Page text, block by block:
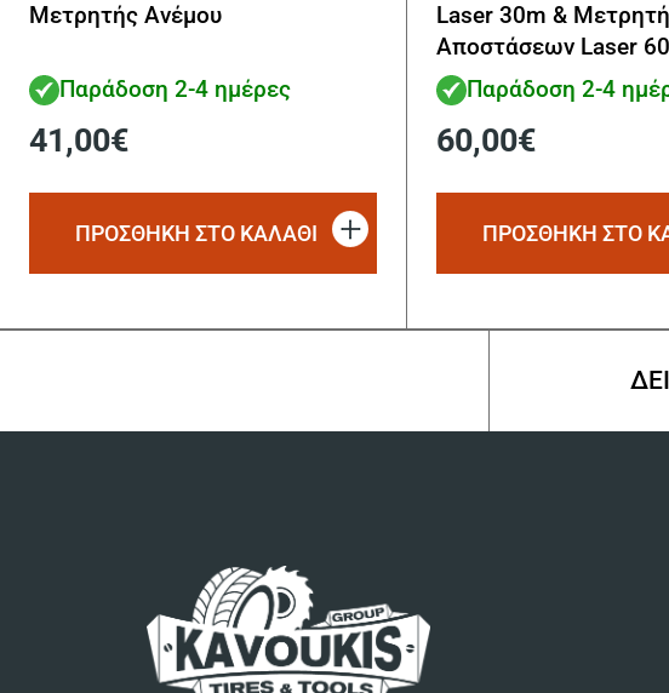
Μετρητής Ανέμου
Παράδοση 2-4 ημέρες
41,00€
ΠΡΟΣΘΗΚΗ ΣΤΟ ΚΑΛΑΘΙ
Laser 30m &
Αποστάσεων Laser
Παράδοση 2-4
60,00€
ΠΡΟΣΘΗΚΗ ΣΤΟ